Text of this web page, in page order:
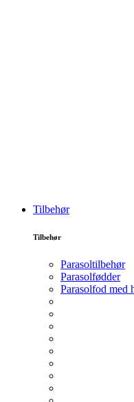
Tilbehør
Tilbehør
Parasoltilbehør
Parasolfødder
Parasolfod med